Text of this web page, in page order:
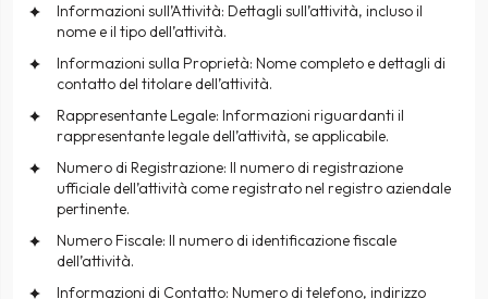
Informazioni sull’Attività: Dettagli sull’attività, incluso il
nome e il tipo dell’attività.
Informazioni sulla Proprietà: Nome completo e dettagli di
contatto del titolare dell’attività.
Rappresentante Legale: Informazioni riguardanti il
rappresentante legale dell’attività, se applicabile.
Numero di Registrazione: Il numero di registrazione
ufficiale dell’attività come registrato nel registro aziendale
pertinente.
Numero Fiscale: Il numero di identificazione fiscale
dell’attività.
Informazioni di Contatto: Numero di telefono, indirizzo